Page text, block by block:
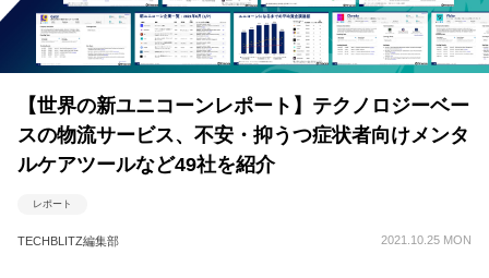
【世界の新ユニコーンレポート】テクノロジーベー
スの物流サービス、不安・抑うつ症状者向けメンタ
ルケアツールなど49社を紹介
レポート
TECHBLITZ編集部 2021.10.25 MON